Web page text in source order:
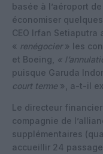
basée à l’aéroport de
économiser
CEO Irfan Setiaputra
« renégocier» les
et Boeing,
«
puisque Garuda
court terme », a-t-il
Le directeur
compagnie de
supplémentaires
accueillir 24